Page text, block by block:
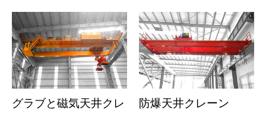
グラブと磁気天井クレ
防爆天井クレーン